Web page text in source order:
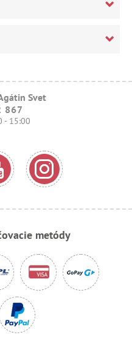
Svet
867
- 15:00
metódy